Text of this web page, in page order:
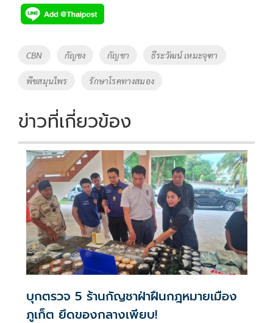
e
b
o
k
tt
er
p
y
n
k
Tags
CBN กัญชง กัญชา ธีระวัฒน์ เหมะจุฑา
พืชสมุนไพร รักษาโรคทางสมอง
ข่าวที่เกี่ยวข้อง
บุกตรวจ 5 ร้านกัญชาฝ่าฝืนกฎหมายเมือง
ภูเก็ต ยึดของกลางเพียบ!